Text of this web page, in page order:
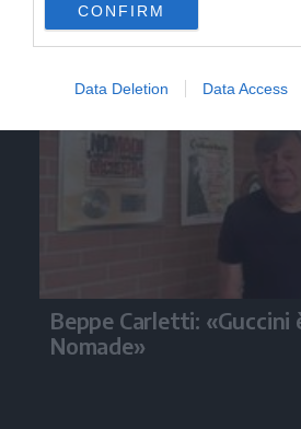
CONFIRM
Data Deletion Data Access
Video
Beppe Carletti:
Nomade»